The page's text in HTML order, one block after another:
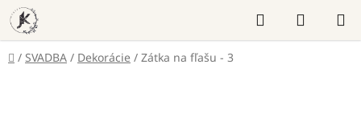
Prejsť
na
obsah
Hľadať
KOŠÍK
Domov
/ SVADBA / Dekorácie / Zátka na fľašu - 3